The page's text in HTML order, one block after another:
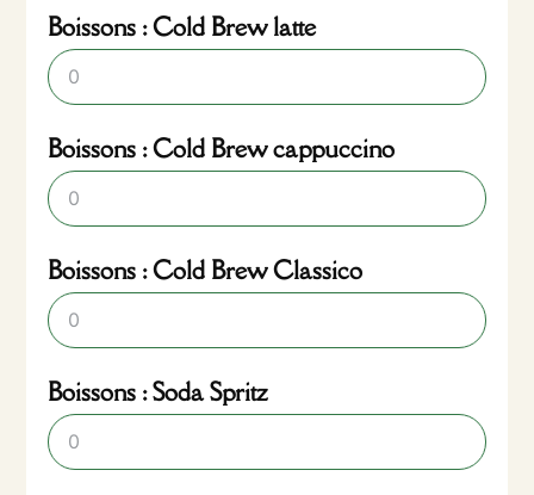
Boissons : Cold Brew latte
Boissons : Cold Brew cappuccino
Boissons : Cold Brew Classico
Boissons : Soda Spritz